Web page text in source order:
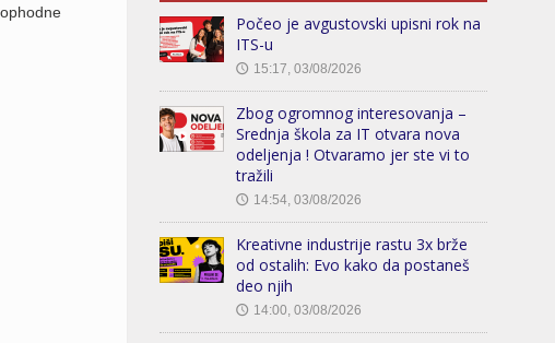
Počeo je avgustovski upisni rok na
ITS-u
🕔 15:17, 03/08/2026
Zbog ogromnog interesovanja –
Srednja škola za IT otvara nova
odeljenja ! Otvaramo jer ste vi to
tražili
🕔 14:54, 03/08/2026
Kreativne industrije rastu 3x brže
od ostalih: Evo kako da postaneš
deo njih
🕔 14:00, 03/08/2026